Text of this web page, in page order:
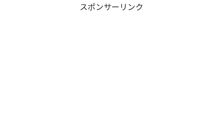
スポンサーリンク